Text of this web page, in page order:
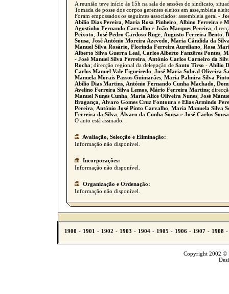
A reunião teve início às 15h na sala de sessões do sindicato,
Tomada de posse dos corpos gerentes eleitos em asse,mbleia
Foram empossados os seguintes associados: assembleia geral -
Abílio Dias Pereira Maria Rosa Pinheiro Albino Ferreira e
Agostinho Fernando Carvalho e João Marques Pereira;
Peixoto José Pedro Cardoso Ruge Augusto Ferreira Bento
Sousa José António Moreira Azevedo Maria Cândida da
Manuel Silva Rosário Florinda Ferreira Aureliano Rosa
Alberto Silva Guerra Leal Carlos Alberto Fanzêres Pontes
- José Manuel Silva Ferreira
António Carlos Carneiro da
Rocha; direcção regional da delegação de Santo Tirso - Abílio
Carlos Manuel Vale Figueiredo José Maria Sobral Oliveira
Manuela Morais Passos Guimarães Maria Palmira Silva
Abílio Dias Martins António Fernando Cunha Machado
Avelino Ferreira Silva Lemos Mário Ferreira Martins;
Manuel Nunes Cunha Maria Alice Oliveira Nunes José
Bragança
Álvaro Gomes Cruz Fontoura e Elias Armindo
Pereira
António José Pinto Carvalho Maria Manuela Silva
Ferreira da Silva
Álvaro da Cunha Sousa e José Carlos
O auto está assinado.
Avaliação, Selecção e Eliminação:
Informação não disponível.
Incorporações:
Informação não disponível.
Organização e Ordenação:
Informação não disponível.
Copyright 2002 ©